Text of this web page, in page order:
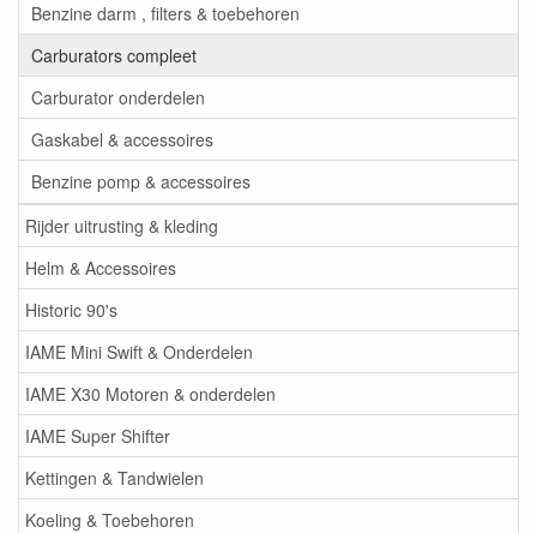
Benzine darm , filters & toebehoren
Carburators compleet
Carburator onderdelen
Gaskabel & accessoires
Benzine pomp & accessoires
Rijder uitrusting & kleding
Helm & Accessoires
Historic 90's
IAME Mini Swift & Onderdelen
IAME X30 Motoren & onderdelen
IAME Super Shifter
Kettingen & Tandwielen
Koeling & Toebehoren